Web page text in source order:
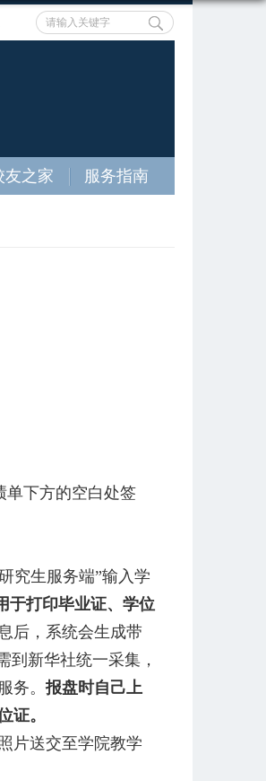
友之家 服务指南
单下方的空白处签
究生服务端”输入学
于打印毕业证、学位
后，系统会生成带
到新华社统一采集，
务。 报盘时自己上
证。
片送交至学院教学